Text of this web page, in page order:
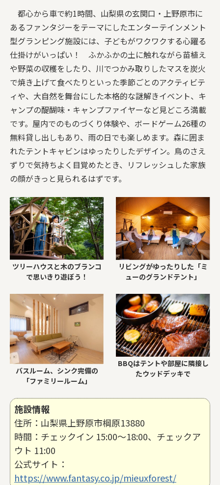
都心から車で約1時間、山梨県の玄関口・上野原市に
あるファンタジーをテーマにしたエンターテインメント
型グランピング施設には、子どもがワクワクする心躍る
仕掛けがいっぱい！ ふかふかの土に触れながら苗植え
や野菜の収穫をしたり、川でつかみ取りしたマスを炭火
で焼き上げて食べたりといった季節ごとのアクティビテ
ィや、大自然を舞台にした本格的な謎解きイベント、キ
ャンプの醍醐味・キャンプファイヤーなど見どころ満載
です。屋内でのものづくり体験や、ボードゲーム26種の
無料貸し出しもあり、雨の日でも楽しめます。森に囲ま
れたテントキャビンはゆったりしたデザイン。鳥のさえ
ずりで気持ちよく目覚めたとき、リフレッシュした家族
の顔がきっと見られるはずです。
ツリーハウスと木のブランコ
で思いきり遊ぼう！
リビングがゆったりした「ミ
ューのグランドテント」
バスルーム、シンク完備の
「ファミリールーム」
BBQはテントや部屋に隣接し
たウッドデッキで
施設情報
住所：山梨県上野原市棡原13880
時間：チェックイン 15:00〜18:00、チェックア
ウト 11:00
公式サイト：
https://www.fantasy.co.jp/mieuxforest/